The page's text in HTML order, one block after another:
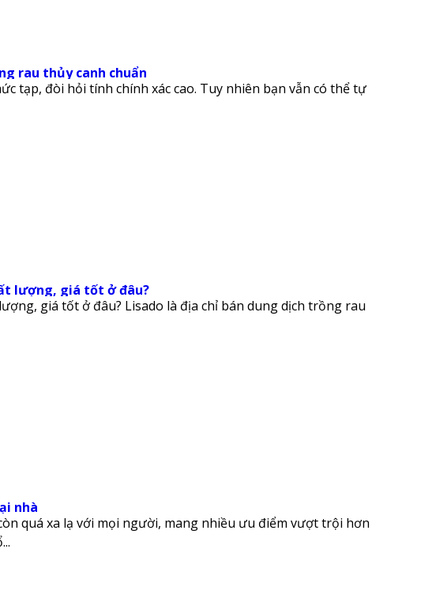
rau thủy canh chuẩn
tạp, đòi hỏi tính chính xác cao. Tuy nhiên bạn vẫn có thể tự
lượng, giá tốt ở đâu?
giá tốt ở đâu? Lisado là địa chỉ bán dung dịch trồng rau
nhà
quá xa lạ với mọi người, mang nhiều ưu điểm vượt trội hơn